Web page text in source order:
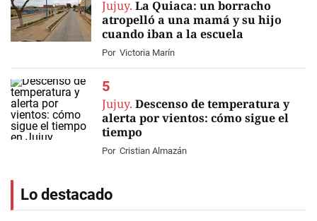
Jujuy. La Quiaca: un borracho
atropelló a una mamá y su hijo
cuando iban a la escuela
Por Victoria Marín
Jujuy. Descenso de temperatura y
alerta por vientos: cómo sigue el
tiempo
Por Cristian Almazán
Lo destacado